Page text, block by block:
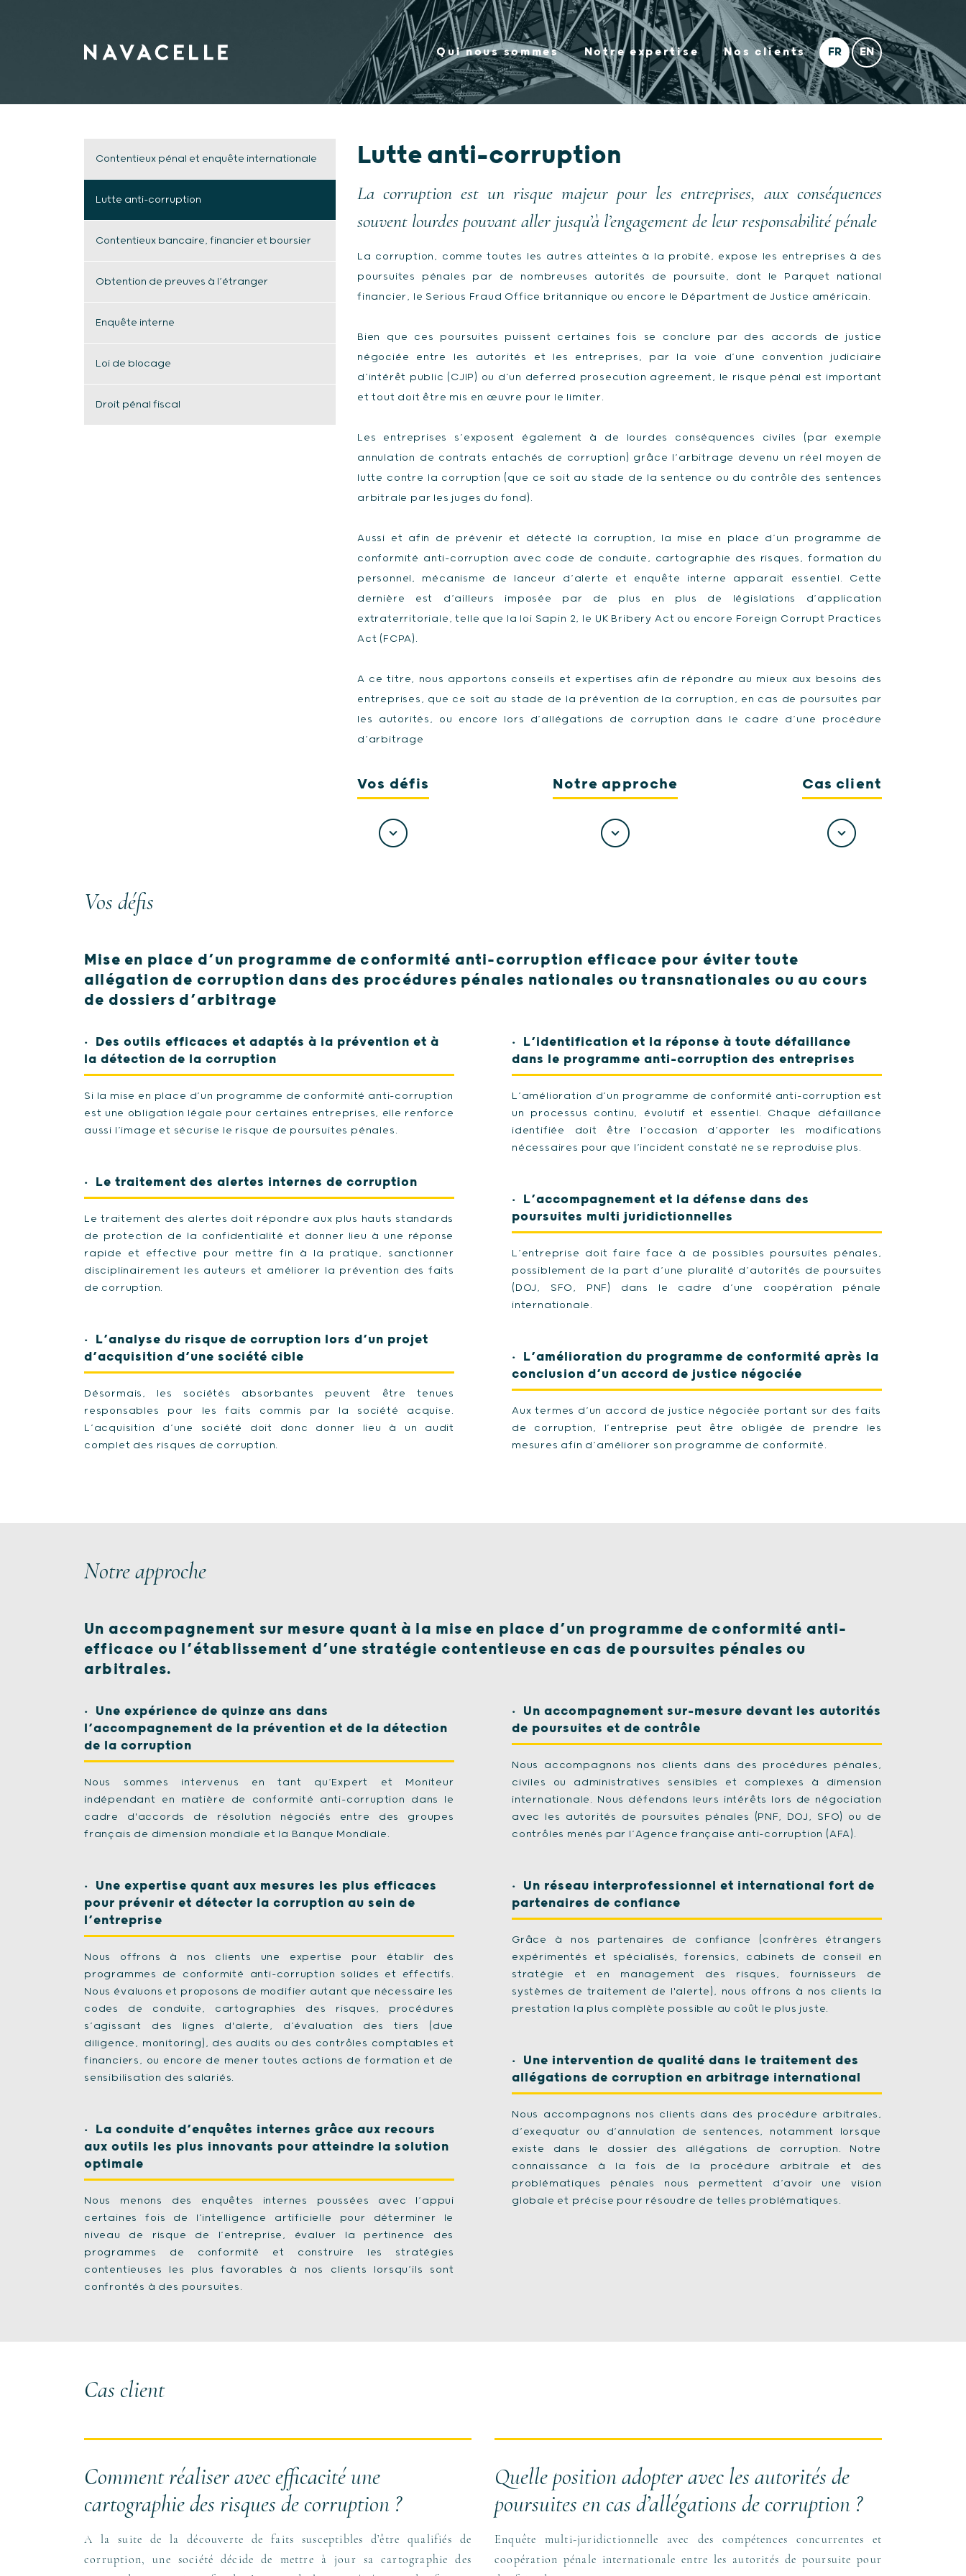
Qui nous sommes Notre expertise Nos clients
Contentieux pénal et enquête internationale
Lutte anti-corruption
Contentieux bancaire, financier et boursier
Obtention de preuves à l’étranger
Enquête interne
Loi de blocage
Droit pénal fiscal
Lutte anti-corruption
La corruption est un risque majeur pour les entreprises, aux conséquences
souvent lourdes pouvant aller jusqu’à l’engagement de leur responsabilité pénale
La corruption, comme toutes les autres atteintes à la probité, expose les entreprises à des
poursuites pénales par de nombreuses autorités de poursuite, dont le Parquet national
financier, le Serious Fraud Office britannique ou encore le Départment de Justice américain.
Bien que ces poursuites puissent certaines fois se conclure par des accords de justice
négociée entre les autorités et les entreprises, par la voie d’une convention judiciaire
d’intérêt public (CJIP) ou d’un deferred prosecution agreement, le risque pénal est important
et tout doit être mis en œuvre pour le limiter.
Les entreprises s’exposent également à de lourdes conséquences civiles (par exemple
annulation de contrats entachés de corruption) grâce l’arbitrage devenu un réel moyen de
lutte contre la corruption (que ce soit au stade de la sentence ou du contrôle des sentences
arbitrale par les juges du fond).
Aussi et afin de prévenir et détecté la corruption, la mise en place d’un programme de
conformité anti-corruption avec code de conduite, cartographie des risques, formation du
personnel, mécanisme de lanceur d’alerte et enquête interne apparait essentiel. Cette
dernière est d’ailleurs imposée par de plus en plus de législations d’application
extraterritoriale, telle que la loi Sapin 2, le UK Bribery Act ou encore Foreign Corrupt Practices
Act (FCPA).
A ce titre, nous apportons conseils et expertises afin de répondre au mieux aux besoins des
entreprises, que ce soit au stade de la prévention de la corruption, en cas de poursuites par
les autorités, ou encore lors d’allégations de corruption dans le cadre d’une procédure
d’arbitrage
Vos défis Notre approche Cas client
Vos défis
Mise en place d’un programme de conformité anti-corruption efficace pour éviter toute
allégation de corruption dans des procédures pénales nationales ou transnationales ou au cours
de dossiers d’arbitrage
Des outils efficaces et adaptés à la prévention et à
la détection de la corruption
Si la mise en place d’un programme de conformité anti-corruption
est une obligation légale pour certaines entreprises, elle renforce
aussi l’image et sécurise le risque de poursuites pénales.
Le traitement des alertes internes de corruption
Le traitement des alertes doit répondre aux plus hauts standards
de protection de la confidentialité et donner lieu à une réponse
rapide et effective pour mettre fin à la pratique, sanctionner
disciplinairement les auteurs et améliorer la prévention des faits
de corruption.
L’analyse du risque de corruption lors d’un projet
d’acquisition d’une société cible
Désormais, les sociétés absorbantes peuvent être tenues
responsables pour les faits commis par la société acquise.
L’acquisition d’une société doit donc donner lieu à un audit
complet des risques de corruption.
L’identification et la réponse à toute défaillance
dans le programme anti-corruption des entreprises
L’amélioration d’un programme de conformité anti-corruption est
un processus continu, évolutif et essentiel. Chaque défaillance
identifiée doit être l’occasion d’apporter les modifications
nécessaires pour que l’incident constaté ne se reproduise plus.
L’accompagnement et la défense dans des
poursuites multi juridictionnelles
L’entreprise doit faire face à de possibles poursuites pénales,
possiblement de la part d’une pluralité d’autorités de poursuites
(DOJ, SFO, PNF) dans le cadre d’une coopération pénale
internationale.
L’amélioration du programme de conformité après la
conclusion d’un accord de justice négociée
Aux termes d’un accord de justice négociée portant sur des faits
de corruption, l’entreprise peut être obligée de prendre les
mesures afin d’améliorer son programme de conformité.
Notre approche
Un accompagnement sur mesure quant à la mise en place d’un programme de conformité anti-
efficace ou l’établissement d’une stratégie contentieuse en cas de poursuites pénales ou
arbitrales.
Une expérience de quinze ans dans
l’accompagnement de la prévention et de la détection
de la corruption
Nous sommes intervenus en tant qu’Expert et Moniteur
indépendant en matière de conformité anti-corruption dans le
cadre d'accords de résolution négociés entre des groupes
français de dimension mondiale et la Banque Mondiale.
Une expertise quant aux mesures les plus efficaces
pour prévenir et détecter la corruption au sein de
l’entreprise
Nous offrons à nos clients une expertise pour établir des
programmes de conformité anti-corruption solides et effectifs.
Nous évaluons et proposons de modifier autant que nécessaire les
codes de conduite, cartographies des risques, procédures
s’agissant des lignes d'alerte, d’évaluation des tiers (due
diligence, monitoring), des audits ou des contrôles comptables et
financiers, ou encore de mener toutes actions de formation et de
sensibilisation des salariés.
La conduite d’enquêtes internes grâce aux recours
aux outils les plus innovants pour atteindre la solution
optimale
Nous menons des enquêtes internes poussées avec l’appui
certaines fois de l’intelligence artificielle pour déterminer le
niveau de risque de l’entreprise, évaluer la pertinence des
programmes de conformité et construire les stratégies
contentieuses les plus favorables à nos clients lorsqu’ils sont
confrontés à des poursuites.
Un accompagnement sur-mesure devant les autorités
de poursuites et de contrôle
Nous accompagnons nos clients dans des procédures pénales,
civiles ou administratives sensibles et complexes à dimension
internationale. Nous défendons leurs intérêts lors de négociation
avec les autorités de poursuites pénales (PNF, DOJ, SFO) ou de
contrôles menés par l’Agence française anti-corruption (AFA).
Un réseau interprofessionnel et international fort de
partenaires de confiance
Grâce à nos partenaires de confiance (confrères étrangers
expérimentés et spécialisés, forensics, cabinets de conseil en
stratégie et en management des risques, fournisseurs de
systèmes de traitement de l'alerte), nous offrons à nos clients la
prestation la plus complète possible au coût le plus juste.
Une intervention de qualité dans le traitement des
allégations de corruption en arbitrage international
Nous accompagnons nos clients dans des procédure arbitrales,
d’exequatur ou d’annulation de sentences, notamment lorsque
existe dans le dossier des allégations de corruption. Notre
connaissance à la fois de la procédure arbitrale et des
problématiques pénales nous permettent d’avoir une vision
globale et précise pour résoudre de telles problématiques.
Cas client
Comment réaliser avec efficacité une
cartographie des risques de corruption ?
A la suite de la découverte de faits susceptibles d’être qualifiés de
corruption, une société décide de mettre à jour sa cartographie des
Quelle position adopter avec les autorités de
poursuites en cas d’allégations de corruption ?
Enquête multi-juridictionnelle avec des compétences concurrentes et
coopération pénale internationale entre les autorités de poursuite pour